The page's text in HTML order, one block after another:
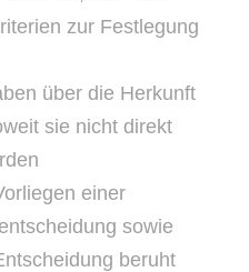
zur Festlegung
über die Herkunft
sie nicht direkt
einer
sowie
beruht